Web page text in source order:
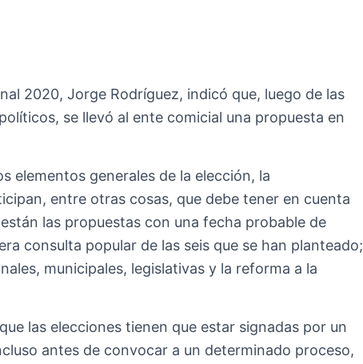
2020, Jorge Rodríguez, indicó que, luego de las
se llevó al ente comicial una propuesta en
elementos generales de la elección, la
entre otras cosas, que debe tener en cuenta
las propuestas con una fecha probable de
consulta popular de las seis que se han planteado;
municipales, legislativas y la reforma a la
las elecciones tienen que estar signadas por un
antes de convocar a un determinado proceso,